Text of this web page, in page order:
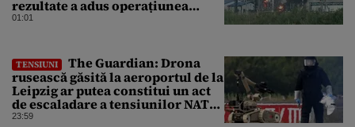
rezultate a adus operațiunea
Kievului
01:01
TENSIUNI
The Guardian: Drona
rusească găsită la aeroportul de la
Leipzig ar putea constitui un act
de escaladare a tensiunilor NATO-
Rusia
23:59